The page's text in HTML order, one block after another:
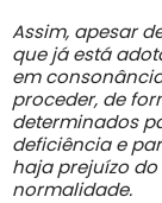
Assim, apesar
que já está
em
proceder, de
determinados
deficiência e
haja prejuízo
normalidade.